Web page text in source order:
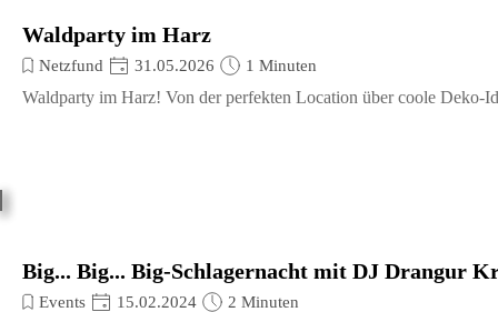
Waldparty im Harz
Netzfund 31.05.2026 1 Minuten
Waldparty im Harz! Von der perfekten Location über coole Deko-
Big... Big... Big-Schlagernacht mit DJ Drangur
Events 15.02.2024 2 Minuten